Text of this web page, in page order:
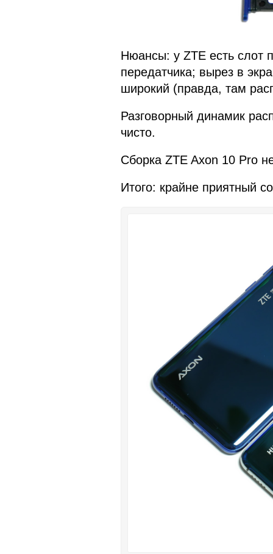
Нюансы: у ZTE есть слот
передатчика; вырез в
широкий (правда, там
Разговорный динамик
чисто.
Сборка ZTE Axon 10 Pro
Итого: крайне приятный